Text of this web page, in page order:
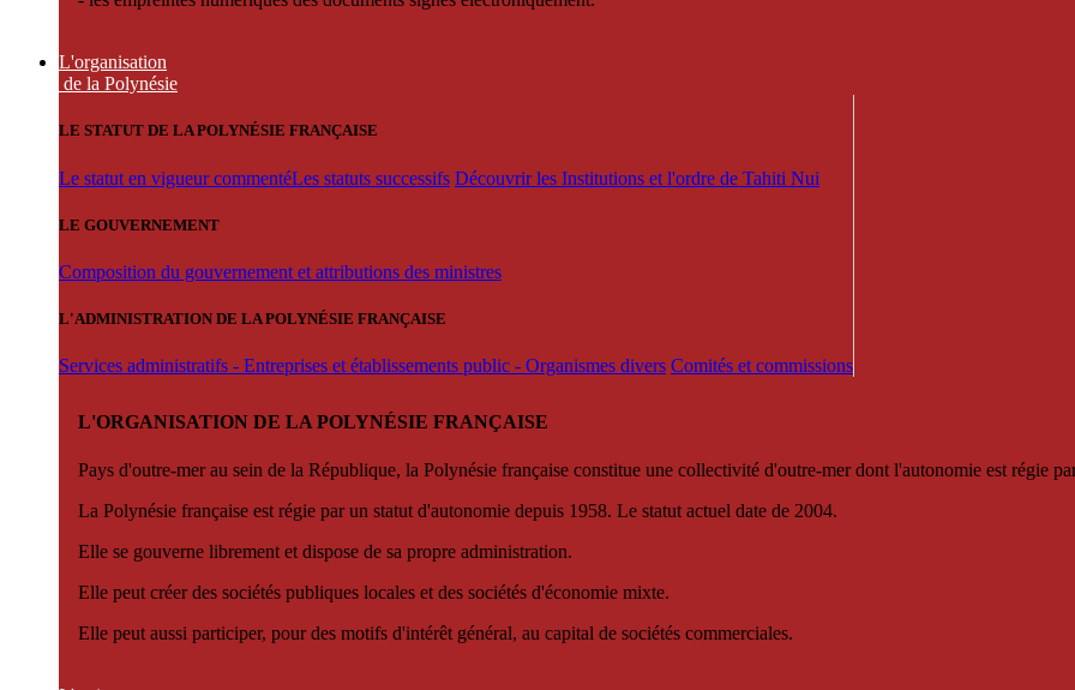
L'organisation
de la Polynésie
LE STATUT DE LA POLYNÉSIE FRANÇAISE
Le statut en vigueur commentéLes statuts successifs Découvrir les Institutions et l'ordre de Tahiti Nui
LE GOUVERNEMENT
Composition du gouvernement et attributions des ministres
L'ADMINISTRATION DE LA POLYNÉSIE FRANÇAISE
Services administratifs - Entreprises et établissements public - Organismes divers Comités et commissions
L'ORGANISATION DE LA POLYNÉSIE FRANÇAISE
Pays d'outre-mer au sein de la République, la Polynésie française constitue une collectivité d'outre-mer dont l'autonomie est régie
La Polynésie française est régie par un statut d'autonomie depuis 1958. Le statut actuel date de 2004.
Elle se gouverne librement et dispose de sa propre administration.
Elle peut créer des sociétés publiques locales et des sociétés d'économie mixte.
Elle peut aussi participer, pour des motifs d'intérêt général, au capital de sociétés commerciales.